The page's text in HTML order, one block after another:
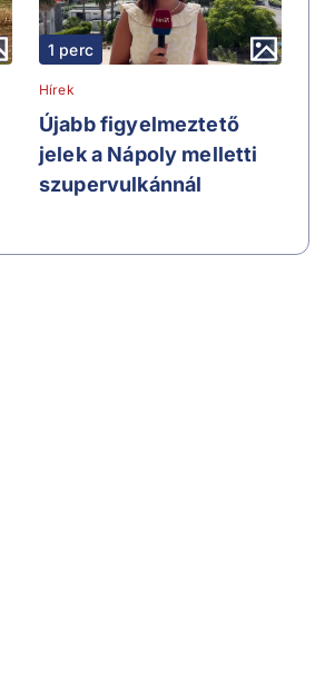
1 perc
Hírek
Újabb figyelmeztető
jelek a Nápoly melletti
szupervulkánnál